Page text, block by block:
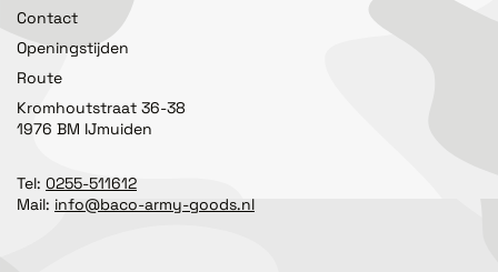
Contact
Openingstijden
Route
Kromhoutstraat 36-38
1976 BM IJmuiden
Tel: 0255-511612
Mail: info@baco-army-goods.nl